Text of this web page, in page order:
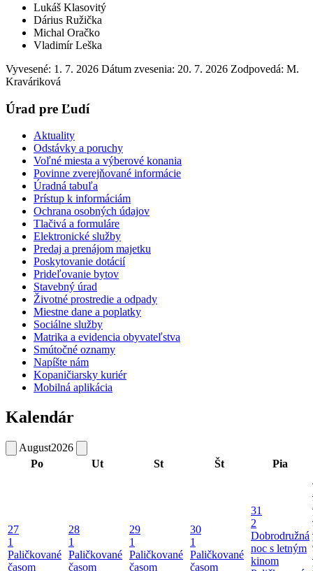
Lukáš Klasovitý
Dárius Ružička
Michal Oračko
Vladimír Leška
Vyvesené: 1. 7. 2026 Dátum zvesenia: 20. 7. 2026 Zodpovedá: M.
Kraváriková
Úrad pre Ľudí
Aktuality
Odstávky a poruchy
Voľné miesta a výberové konania
Povinne zverejňované informácie
Úradná tabuľa
Prístup k informáciám
Ochrana osobných údajov
Tlačivá a formuláre
Elektronické služby
Predaj a prenájom majetku
Poskytovanie dotácií
Prideľovanie bytov
Stavebný úrad
Životné prostredie a odpady
Miestne dane a poplatky
Sociálne služby
Matrika a evidencia obyvateľstva
Smútočné oznamy
Napíšte nám
Kopaničiarsky kuriér
Mobilná aplikácia
Kalendár
August2026
Po
Ut St Št Pia
27
1
Paličkované
časom
28
1
Paličkované
časom
29
1
Paličkované
časom
30
1
Paličkované
časom
31
2
Dobrodružná
noc s letným
kinom